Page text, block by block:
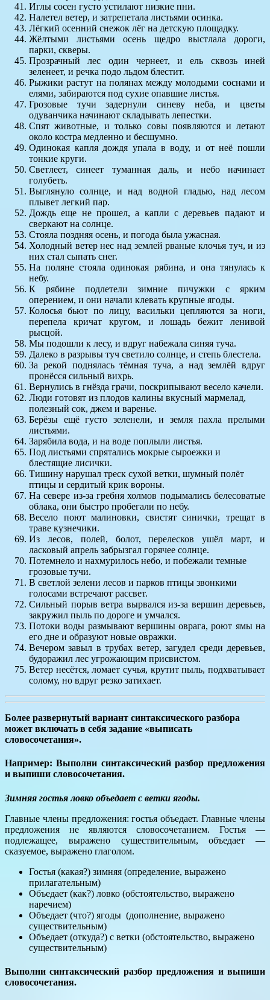
Иглы сосен густо устилают низкие пни.
Налетел ветер, и затрепетала листьями осинка.
Лёгкий осенний снежок лёг на детскую площадку.
Жёлтыми листьями осень щедро выстлала дороги,
парки, скверы.
Прозрачный лес один чернеет, и ель сквозь иней
зеленеет, и речка подо льдом блестит.
Рыжики растут на полянах между молодыми соснами и
елями, забираются под сухие опавшие листья.
Грозовые тучи задернули синеву неба, и цветы
одуванчика начинают складывать лепестки.
Спят животные, и только совы появляются и летают
около костра медленно и бесшумно.
Одинокая капля дождя упала в воду, и от неё пошли
тонкие круги.
Светлеет, синеет туманная даль, и небо начинает
голубеть.
Выглянуло солнце, и над водной гладью, над лесом
плывет легкий пар.
Дождь еще не прошел, а капли с деревьев падают и
сверкают на солнце.
Стояла поздняя осень, и погода была ужасная.
Холодный ветер нес над землей рваные клочья туч, и из
них стал сыпать снег.
На поляне стояла одинокая рябина, и она тянулась к
небу.
К рябине подлетели зимние пичужки с ярким
оперением, и они начали клевать крупные ягоды.
Колосья бьют по лицу, васильки цепляются за ноги,
перепела кричат кругом, и лошадь бежит ленивой
рысцой.
Мы подошли к лесу, и вдруг набежала синяя туча.
Далеко в разрывы туч светило солнце, и степь блестела.
За рекой поднялась тёмная туча, а над землёй вдруг
пронёсся сильный вихрь.
Вернулись в гнёзда грачи, поскрипывают весело качели.
Люди готовят из плодов калины вкусный мармелад,
полезный сок, джем и варенье.
Берёзы ещё густо зеленели, и земля пахла прелыми
листьями.
Зарябила вода, и на воде поплыли листья.
Под листьями спрятались мокрые сыроежки и
блестящие лисички.
Тишину нарушал треск сухой ветки, шумный полёт
птицы и сердитый крик вороны.
На севере из-за гребня холмов подымались белесоватые
облака, они быстро пробегали по небу.
Весело поют малиновки, свистят синички, трещат в
траве кузнечики.
Из лесов, полей, болот, перелесков ушёл март, и
ласковый апрель забрызгал горячее солнце.
Потемнело и нахмурилось небо, и побежали темные
грозовые тучи.
В светлой зелени лесов и парков птицы звонкими
голосами встречают рассвет.
Сильный порыв ветра вырвался из-за вершин деревьев,
закружил пыль по дороге и умчался.
Потоки воды размывают вершины оврага, роют ямы на
его дне и образуют новые овражки.
Вечером завыл в трубах ветер, загудел среди деревьев,
будоражил лес угрожающим присвистом.
Ветер несётся, ломает сучья, крутит пыль, подхватывает
солому, но вдруг резко затихает.
Более развернутый вариант синтаксического разбора
может включать в себя задание «выписать
словосочетания».
Например:Выполни синтаксический разбор предложения
и выпиши словосочетания.
Зимняя гостья ловко объедает с ветки ягоды.
Главные члены предложения: гостья объедает. Главные члены
предложения не являются словосочетанием. Гостья —
подлежащее, выражено существительным, объедает —
сказуемое, выражено глаголом.
Гостья (какая?) зимняя (определение, выражено
прилагательным)
Объедает (как?) ловко (обстоятельство, выражено
наречием)
Объедает (что?) ягоды (дополнение, выражено
существительным)
Объедает (откуда?) с ветки (обстоятельство, выражено
существительным)
Выполни синтаксический разбор предложения и выпиши
словосочетания.